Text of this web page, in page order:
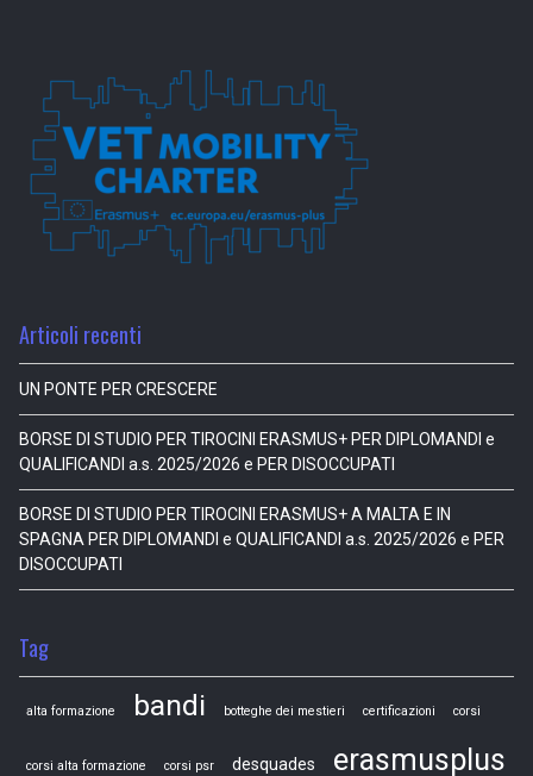
Articoli recenti
UN PONTE PER CRESCERE
BORSE DI STUDIO PER TIROCINI ERASMUS+ PER DIPLOMANDI e
QUALIFICANDI a.s. 2025/2026 e PER DISOCCUPATI
BORSE DI STUDIO PER TIROCINI ERASMUS+ A MALTA E IN
SPAGNA PER DIPLOMANDI e QUALIFICANDI a.s. 2025/2026 e PER
DISOCCUPATI
Tag
alta formazione bandi botteghe dei mestieri certificazioni corsi
corsi alta formazione corsi psr desquades erasmusplus